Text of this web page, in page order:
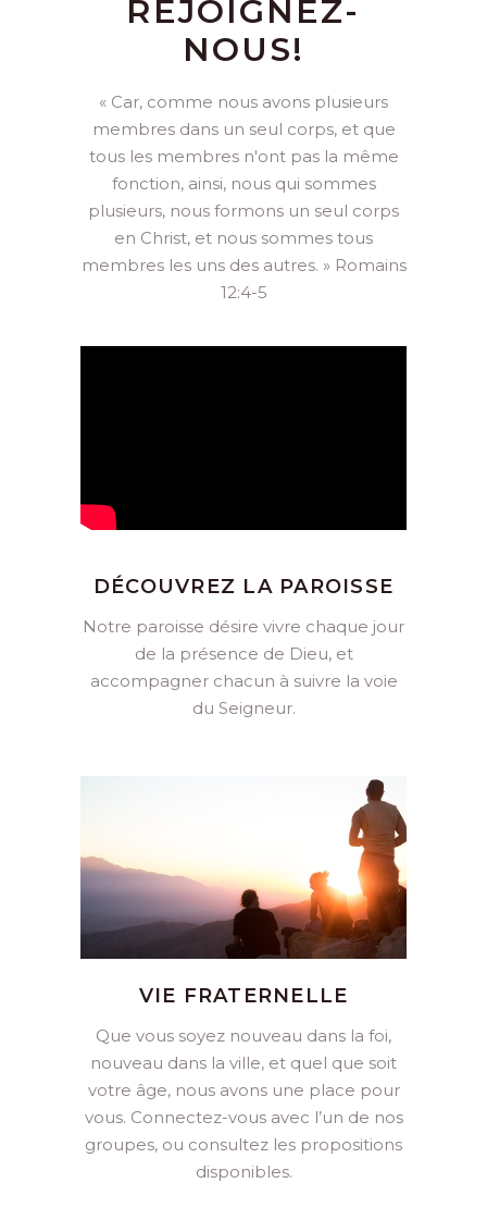
REJOIGNEZ-
NOUS!
« Car, comme nous avons plusieurs
membres dans un seul corps, et que
tous les membres n'ont pas la même
fonction, ainsi, nous qui sommes
plusieurs, nous formons un seul corps
en Christ, et nous sommes tous
membres les uns des autres. » Romains
12:4-5
DÉCOUVREZ LA PAROISSE
Notre paroisse désire vivre chaque jour
de la présence de Dieu, et
accompagner chacun à suivre la voie
du Seigneur.
VIE FRATERNELLE
Que vous soyez nouveau dans la foi,
nouveau dans la ville, et quel que soit
votre âge, nous avons une place pour
vous. Connectez-vous avec l’un de nos
groupes, ou consultez les propositions
disponibles.